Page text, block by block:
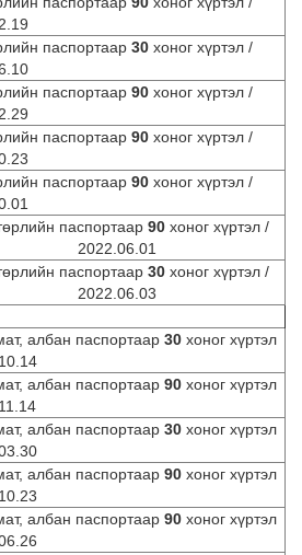
паспортаар 30 хоног хүртэл /
паспортаар 90 хоног хүртэл /
паспортаар 90 хоног хүртэл /
паспортаар 90 хоног хүртэл /
паспортаар 90 хоног хүртэл /
2022.06.01
паспортаар 30 хоног хүртэл /
2022.06.03
албан паспортаар 30 хоног хүртэл
албан паспортаар 90 хоног хүртэл
албан паспортаар 30 хоног хүртэл
албан паспортаар 90 хоног хүртэл
албан паспортаар 90 хоног хүртэл